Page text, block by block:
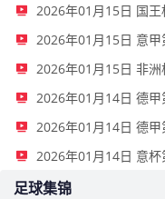
2026年01月15日 意
2026年01月15日 非
2026年01月14日 德
2026年01月14日 德
2026年01月14日 意
足球集锦